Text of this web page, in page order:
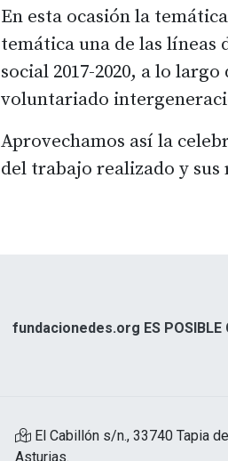
En esta ocasión la
temática una de las
social 2017-2020, a lo
voluntariado
Aprovechamos así la
del trabajo realizado y
fundacionedes.org ES POSIBLE
El Cabillón s/n., 33740 Tapia
Asturias.